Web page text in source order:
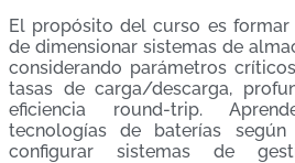
El propósito del curso es formar
de dimensionar sistemas de
considerando parámetros
tasas de carga/descarga,
eficiencia round-trip.
tecnologías de baterías según
configurar sistemas de